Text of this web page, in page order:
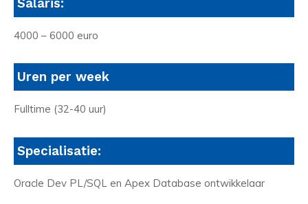
Salaris:
4000 – 6000 euro
Uren per week
Fulltime (32-40 uur)
Specialisatie:
Oracle Dev PL/SQL en Apex Database ontwikkelaar